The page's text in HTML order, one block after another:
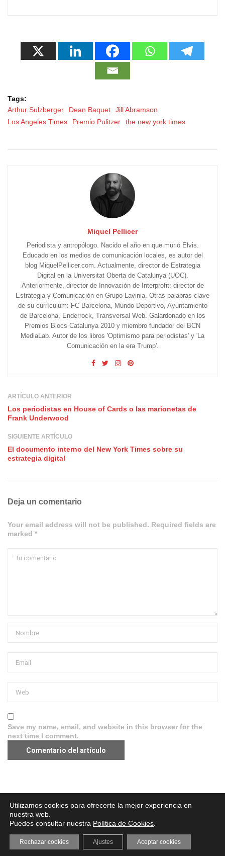
Tags:
Arthur Sulzberger
Dean Baquet
Jill Abramson
Los Angeles Times
Premio Pulitzer the new york times
Miquel Pellicer
Periodista y antropólogo. Nacido el año en que murió Elvis.
Educado en los medios de comunicación locales, es autor del
blog MiquelPellicer.com. Actualmente, director de Estrategia
Digital en la Universitat Oberta de Catalunya (UOC).
Anteriormente, director de Innovación de Interprofit; director de
Estrategia y Comunicación en Grupo Lavinia. Otras palabras clave
de su currículum: FC Barcelona, Mundo Deportivo, Ayuntamiento
de Barcelona, Enderrock, Transversal Web. Galardonado en los
Premios Blocs Catalunya 2010 y miembro fundador del BCN
MediaLab. Autor de los libros 'Optimismo para periodistas' y 'La
Comunicación en la era Trump'.
ARTÍCULO ANTERIOR
Los periodistas en House of Cards o las marionetas de
Frank Underwood
SIGUIENTE ARTÍCULO
El documento interno del New York Times sobre su
estrategia digital
Deja un comentario
Your email address will not be published. Required fields are
marked *
Save my name, email, and website in this browser for the
next time I comment.
Aviso legal·Política de Privacidad·Política de Cookies
Utilizamos cookies para ofrecerte la mejor experiencia en
nuestra web.
Puedes consultar nuestra Política de Cookies
Aceptar cookies
Rechazar cookies Ajustes